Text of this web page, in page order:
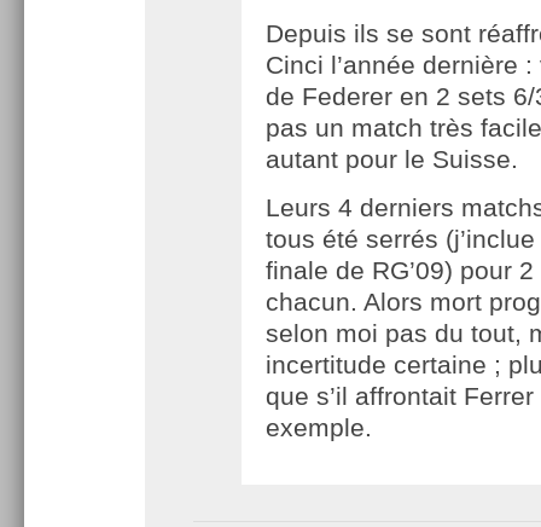
Depuis ils se sont
Cinci l’année dernière
de Federer en 2 sets
pas un match très
autant pour le Suisse.
Leurs 4 derniers
tous été serrés
finale de RG’09) pour
chacun. Alors mort
selon moi pas du tout,
incertitude certaine ;
que s’il affrontait Ferrer
exemple.